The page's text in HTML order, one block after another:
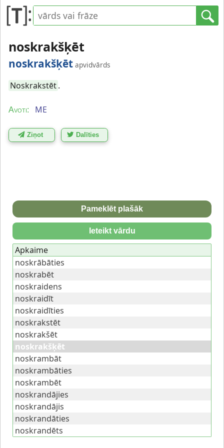
noskrakšķēt
noskrakšķēt apvidvārds
Noskrakstēt.
Avoti: ME
Ziņot Dalīties
Pameklēt plašāk
Ieteikt vārdu
Apkaime
noskrābāties
noskrabēt
noskraidens
noskraidīt
noskraidīties
noskrakstēt
noskrakšēt
noskrakšķēt
noskrambāt
noskrambāties
noskrambēt
noskrandājies
noskrandājis
noskrandāties
noskrandēts